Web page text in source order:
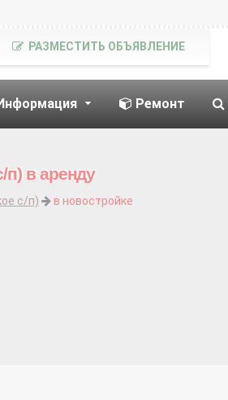
Ремонт
РАЗМЕСТИТЬ ОБЪЯВЛЕНИЕ
п) в аренду
с/п) в новостройке